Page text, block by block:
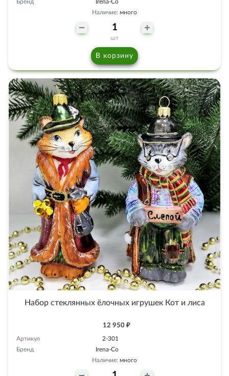
Бренд
Irena-Co
Наличие: много
шт
В корзину
Набор стеклянных ёлочных игрушек Кот и лиса
12 950 ₽
Артикул
2-301
Бренд
Irena-Co
Наличие: много